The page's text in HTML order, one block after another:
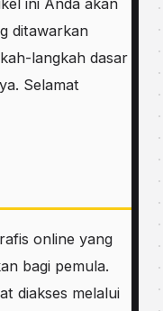
ditawarkan
langkah dasar
Selamat
online yang
bagi pemula.
diakses melalui